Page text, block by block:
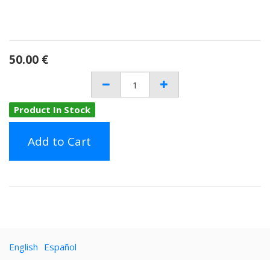
50.00 €
Product In Stock
Add to Cart
English Español